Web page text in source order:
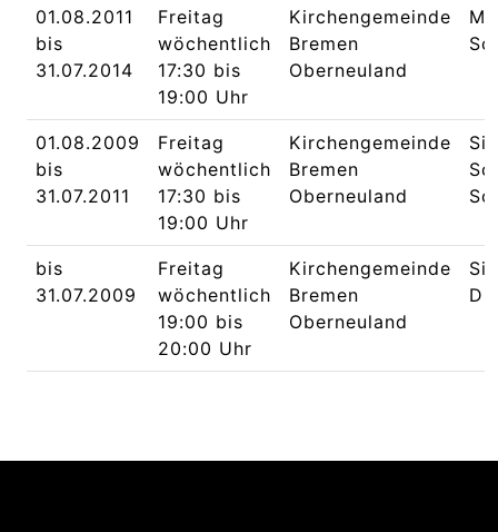
01.08.2011
bis
31.07.2014
Freitag
wöchentlich
17:30 bis
19:00 Uhr
Kirchengemeinde
Bremen
Oberneuland
01.08.2009
bis
31.07.2011
Freitag
wöchentlich
17:30 bis
19:00 Uhr
Kirchengemeinde
Bremen
Oberneuland
bis
31.07.2009
Freitag
wöchentlich
19:00 bis
20:00 Uhr
Kirchengemeinde
Bremen
Oberneuland